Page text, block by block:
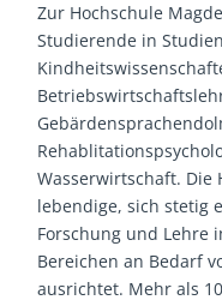
Zur Hochschule
Studierende in
Wasserwirtschaft. Die
lebendige, sich stetig
Forschung und Lehre
Bereichen an Bedarf
ausrichtet. Mehr als